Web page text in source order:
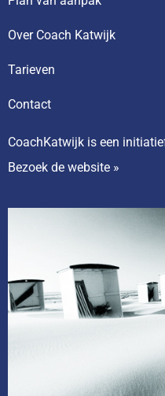
Over Coach Katwijk
Tarieven
Contact
CoachKatwijk is een
Bezoek de website »